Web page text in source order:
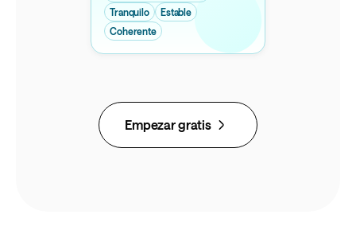
Tranquilo
Estable
Coherente
Empezar gratis